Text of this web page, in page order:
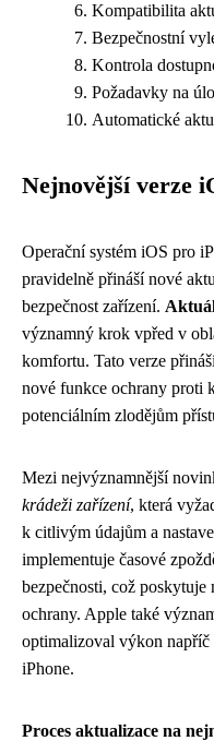
Kompatibilita
Bezpečnostní
Kontrola
Požadavky na
Automatické
Nejnovější verze
Operační systém iOS pro
pravidelně přináší nové
bezpečnost zařízení.
významný krok vpřed v
komfortu. Tato verze
nové funkce ochrany proti
potenciálním zlodějům
Mezi nejvýznamnější
krádeži zařízení, která
k citlivým údajům a
implementuje časové
bezpečnosti, což
ochrany. Apple také
optimalizoval výkon
iPhone.
Proces aktualizace na